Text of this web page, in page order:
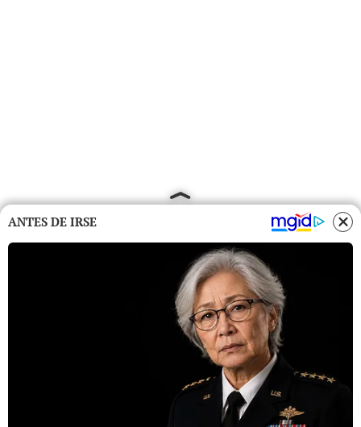
ANTES DE IRSE